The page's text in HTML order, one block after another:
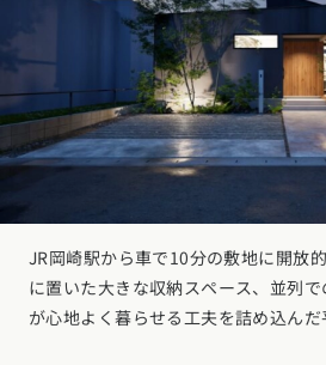
JR岡崎駅から車で10分の敷地に開放
に置いた大きな収納スペース、並列
が心地よく暮らせる工夫を詰め込んだ